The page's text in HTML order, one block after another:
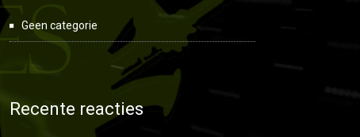
Geen categorie
Recente reacties